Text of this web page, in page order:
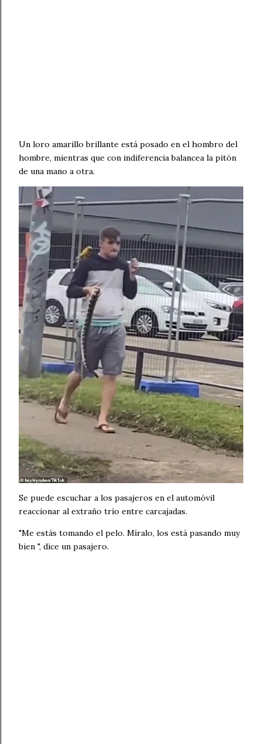
Un loro amarillo brillante está posado en el hombro del
hombre, mientras que con indiferencia balancea la pitón
de una mano a otra.
Se puede escuchar a los pasajeros en el automóvil
reaccionar al extraño trío entre carcajadas.
"Me estás tomando el pelo. Míralo, los está pasando muy
bien ", dice un pasajero.